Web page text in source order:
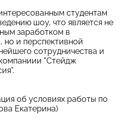
студентам
шоу, что является не
заработком в
но и перспективной
сотрудничества и
"Стейдж
об условиях работы по
Екатерина)